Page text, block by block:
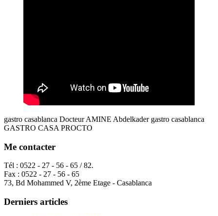
gastro casablanca Docteur AMINE Abdelkader gastro casablanca
GASTRO CASA PROCTO
Me contacter
Tél : 0522 - 27 - 56 - 65 / 82.
Fax : 0522 - 27 - 56 - 65
73, Bd Mohammed V, 2ème Etage - Casablanca
Derniers articles